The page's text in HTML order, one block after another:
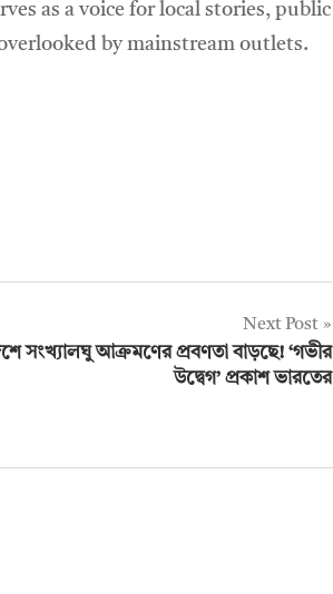
as a voice for local stories, public
by mainstream outlets.
Next Post
সংখ্যালঘু আক্রমণের প্রবণতা বাড়ছে! ‘গভীর
উদ্বেগ’ প্রকাশ ভারতের